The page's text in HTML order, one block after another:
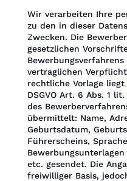
Wir verarbeiten Ihre
zu den in dieser
Zwecken. Die
gesetzlichen
vertraglichen
rechtliche Vorlage
DSGVO Art. 6 Abs. 1
des
übermittelt: Name,
Geburtsdatum,
Führerscheins,
etc. gesendet. Die
freiwilliger Basis,